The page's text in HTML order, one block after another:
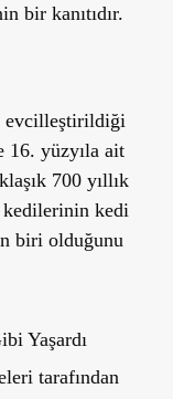
bir kanıtıdır.
evcilleştirildiği
yüzyıla ait
700 yıllık
kedi
biri olduğunu
Yaşardı
tarafından